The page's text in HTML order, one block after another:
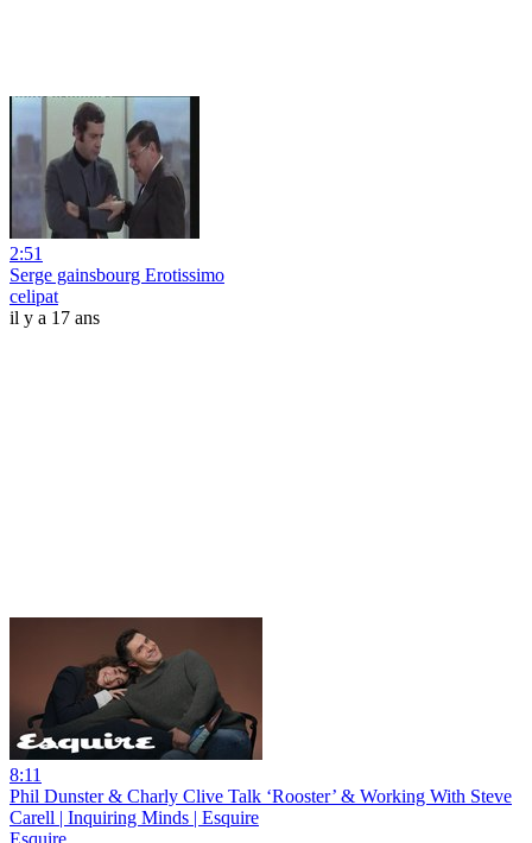
2:51
Serge gainsbourg Erotissimo
celipat
il y a 17 ans
8:11
Phil Dunster & Charly Clive Talk ‘Rooster’ & Working With Steve
Carell | Inquiring Minds | Esquire